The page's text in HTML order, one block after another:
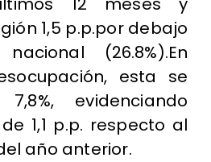
1,5 p.p.por debajo
(26.8%).En
esta se
evidenciando
1,1 p.p. respecto al
año anterior.